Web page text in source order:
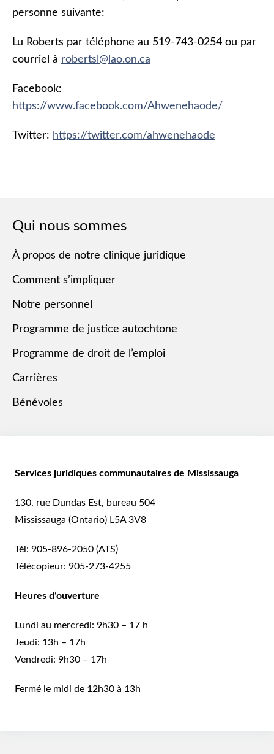
personne suivante:
Lu Roberts par téléphone au 519-743-0254 ou par
courriel à robertsl@lao.on.ca
Facebook:
https://www.facebook.com/Ahwenehaode/
Twitter: https://twitter.com/ahwenehaode
Qui nous sommes
À propos de notre clinique juridique
Comment s’impliquer
Notre personnel
Programme de justice autochtone
Programme de droit de l’emploi
Carrières
Bénévoles
Services juridiques communautaires de Mississauga
130, rue Dundas Est, bureau 504
Mississauga (Ontario) L5A 3V8
Tél: 905-896-2050 (ATS)
Télécopieur: 905-273-4255
Heures d’ouverture
Lundi au mercredi: 9h30 – 17 h
Jeudi: 13h – 17h
Vendredi: 9h30 – 17h
Fermé le midi de 12h30 à 13h